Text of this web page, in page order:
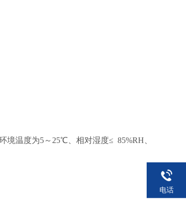
境温度为5～25℃、相对湿度≤ 85%RH、
电话